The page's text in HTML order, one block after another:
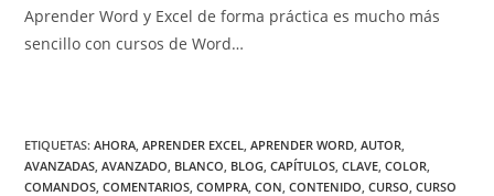
Aprender Word y Excel de forma práctica es mucho más
sencillo con cursos de Word…
ETIQUETAS:AHORA, APRENDER EXCEL, APRENDER WORD, AUTOR,
AVANZADAS, AVANZADO, BLANCO, BLOG, CAPÍTULOS, CLAVE, COLOR,
COMANDOS, COMENTARIOS, COMPRA, CON, CONTENIDO, CURSO, CURSO